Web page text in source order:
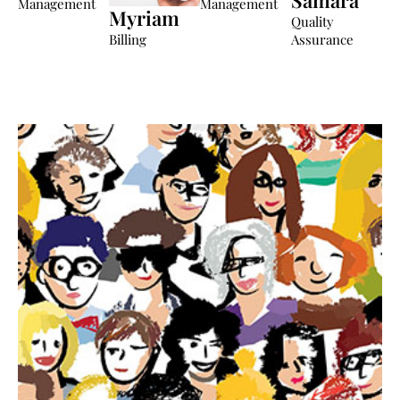
Management
Myriam
Billing
mundo con Mc
LEHM”.
Management
Quality
Assurance
entre
culturas”.